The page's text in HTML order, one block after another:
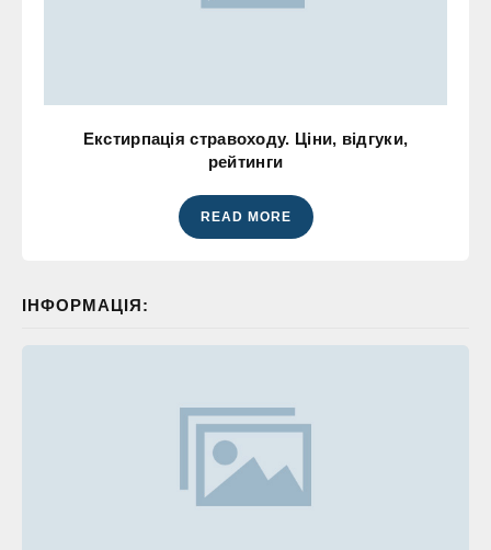
Екстирпація стравоходу. Ціни, відгуки,
рейтинги
READ MORE
ІНФОРМАЦІЯ: